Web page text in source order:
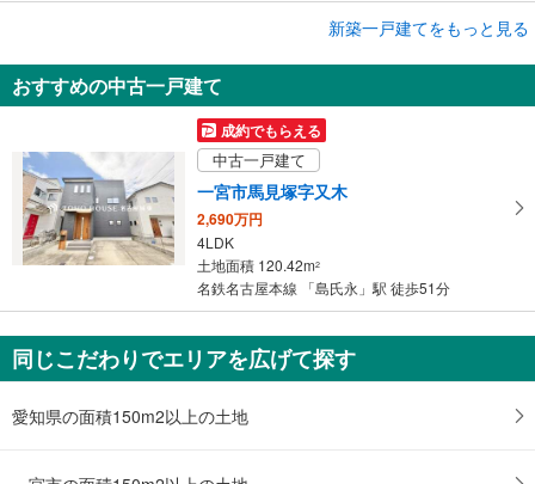
一宮市大和町北高井字西重田
2,490万円
3LDK＋S
土地面積 172.66m
名鉄名古屋本線 「島氏永」駅 徒歩26分
新築一戸建てをもっと見る
おすすめの中古一戸建て
成約でもらえる
中古一戸建て
一宮市馬見塚字又木
2,690万円
4LDK
土地面積 120.42m2
名鉄名古屋本線 「島氏永」駅 徒歩51分
同じこだわりでエリアを広げて探す
愛知県の面積150m2以上の土地